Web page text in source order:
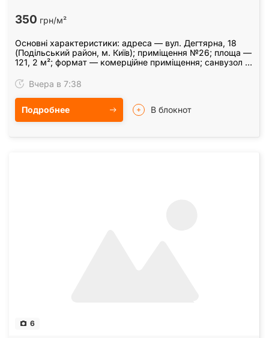
350 грн/м²
Основні характеристики: адреса — вул. Дегтярна, 18
(Подільський район, м. Київ); приміщення №26; площа —
121, 2 м²; формат — комерційне приміщення; санвузол —
Вчера в 7:38
Подробнее В блокнот
6